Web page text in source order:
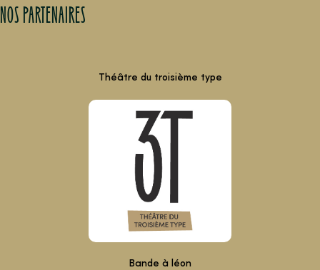
NOS PARTENAIRES
Théâtre du troisième type
Bande à léon